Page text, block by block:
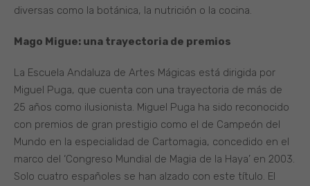
diversas como la botánica, la nutrición o la cocina.
Mago Migue: una trayectoria de premios
La Escuela Andaluza de Artes Mágicas está dirigida por
Miguel Puga, que cuenta con una trayectoria de más de
25 años como ilusionista. Miguel Puga ha sido reconocido
con premios de gran prestigio como el de Campeón del
Mundo en la especialidad de Cartomagia, concedido en el
marco del ‘Congreso Mundial de Magia de la Haya’ en 2003.
Solo cuatro españoles se han alzado con este título. El